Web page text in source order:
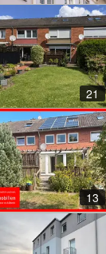
21
13